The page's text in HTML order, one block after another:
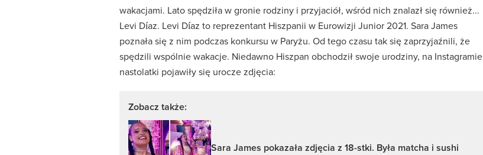
wakacjami. Lato spędziła w gronie rodziny i przyjaciół, wśród nich znalazł się również...
Levi Díaz. Levi Díaz to reprezentant Hiszpanii w Eurowizji Junior 2021. Sara James
poznała się z nim podczas konkursu w Paryżu. Od tego czasu tak się zaprzyjaźnili, że
spędzili wspólnie wakacje. Niedawno Hiszpan obchodził swoje urodziny, na Instagramie
nastolatki pojawiły się urocze zdjęcia:
Zobacz także:
Sara James pokazała zdjęcia z 18-stki. Była matcha i sushi